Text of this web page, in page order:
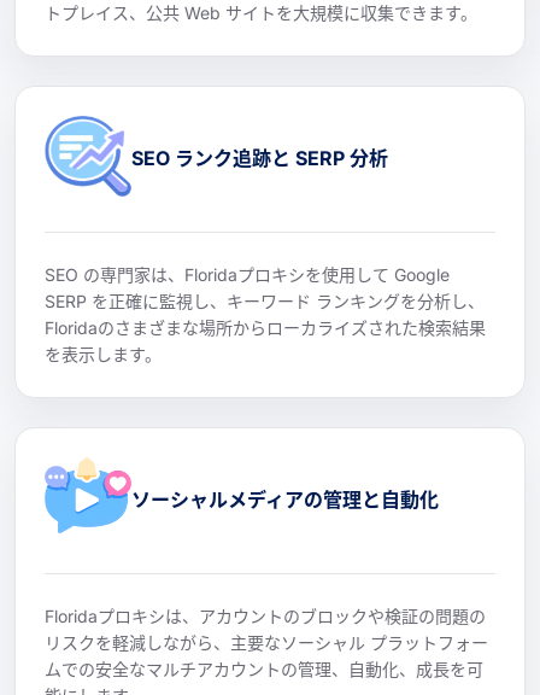
トプレイス、公共 Web サイトを大規模に収集できます。
SEO ランク追跡と SERP 分析
SEO の専門家は、Floridaプロキシを使用して Google
SERP を正確に監視し、キーワード ランキングを分析し、
Floridaのさまざまな場所からローカライズされた検索結果
を表示します。
ソーシャルメディアの管理と自動化
Floridaプロキシは、アカウントのブロックや検証の問題の
リスクを軽減しながら、主要なソーシャル プラットフォー
ムでの安全なマルチアカウントの管理、自動化、成長を可